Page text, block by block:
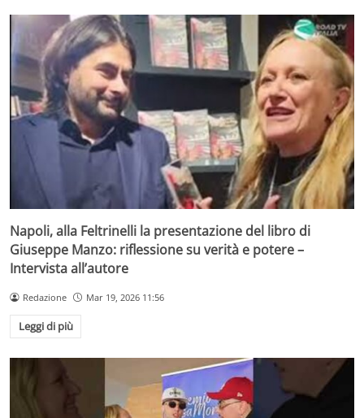
Napoli, alla Feltrinelli la presentazione del libro di
Giuseppe Manzo: riflessione su verità e potere –
Intervista all’autore
Redazione Mar 19, 2026 11:56
Leggi di più